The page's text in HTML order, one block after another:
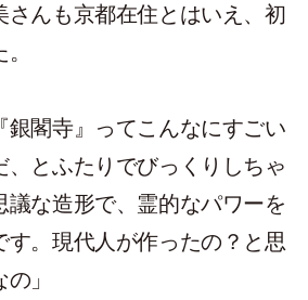
さんも京都在住とはいえ、初
銀閣寺』ってこんなにすごい
、とふたりでびっくりしちゃ
議な造形で、霊的なパワーを
す。現代人が作ったの？と思
」